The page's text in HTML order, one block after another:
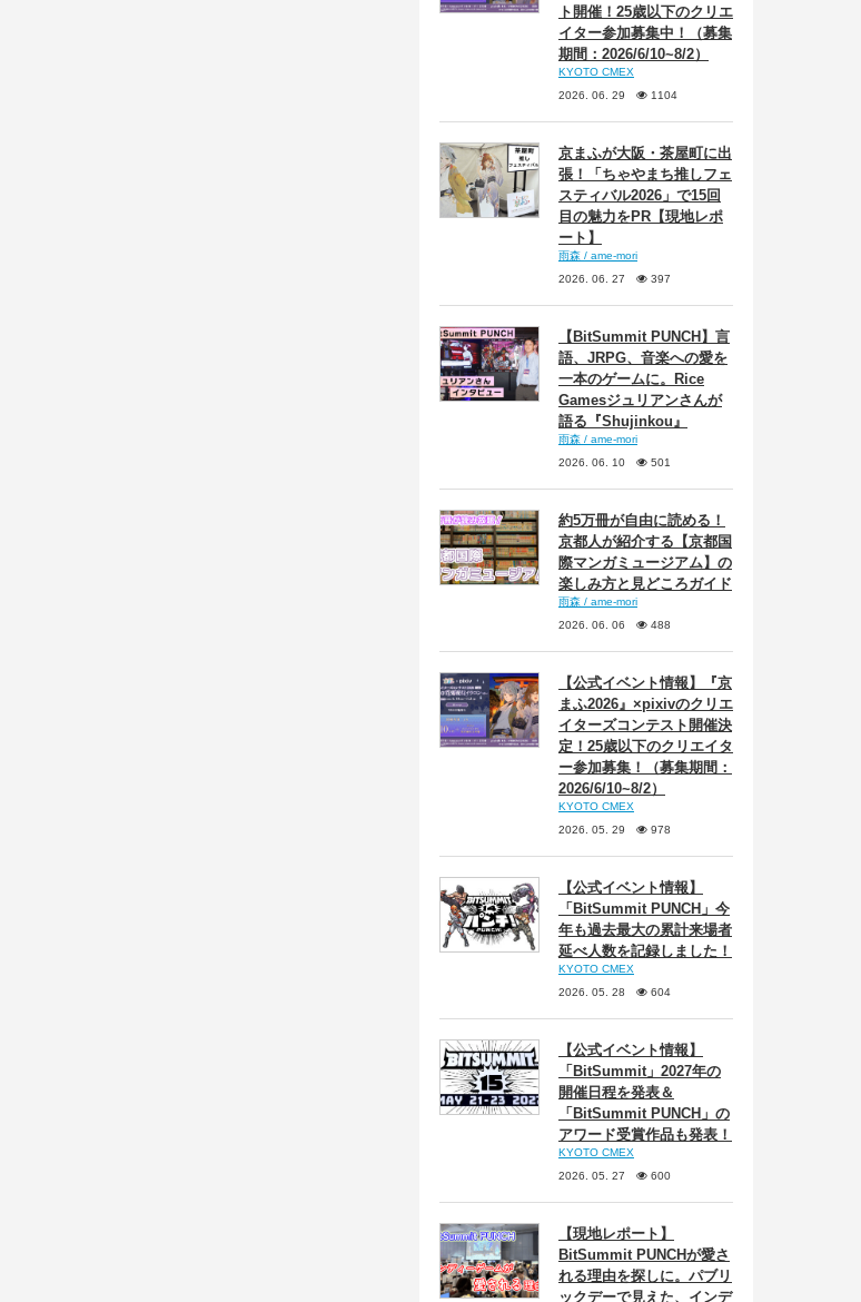
ト開催！25歳以下のクリエ
イター参加募集中！（募集
期間：2026/6/10~8/2）
KYOTO CMEX
2026. 06. 29
1104
京まふが大阪・茶屋町に出
張！「ちゃやまち推しフェ
スティバル2026」で15回
目の魅力をPR【現地レポ
ート】
雨森 / ame-mori
2026. 06. 27
397
【BitSummit PUNCH】言
語、JRPG、音楽への愛を
一本のゲームに。Rice
Gamesジュリアンさんが
語る『Shujinkou』
雨森 / ame-mori
2026. 06. 10
501
約5万冊が自由に読める！
京都人が紹介する【京都国
際マンガミュージアム】の
楽しみ方と見どころガイド
雨森 / ame-mori
2026. 06. 06
488
【公式イベント情報】『京
まふ2026』×pixivのクリエ
イターズコンテスト開催決
定！25歳以下のクリエイタ
ー参加募集！（募集期間：
2026/6/10~8/2）
KYOTO CMEX
2026. 05. 29
978
【公式イベント情報】
「BitSummit PUNCH」今
年も過去最大の累計来場者
延べ人数を記録しました！
KYOTO CMEX
2026. 05. 28
604
【公式イベント情報】
「BitSummit」2027年の
開催日程を発表＆
「BitSummit PUNCH」の
アワード受賞作品も発表！
KYOTO CMEX
2026. 05. 27
600
【現地レポート】
BitSummit PUNCHが愛さ
れる理由を探しに。パブリ
ックデーで見えた、インデ